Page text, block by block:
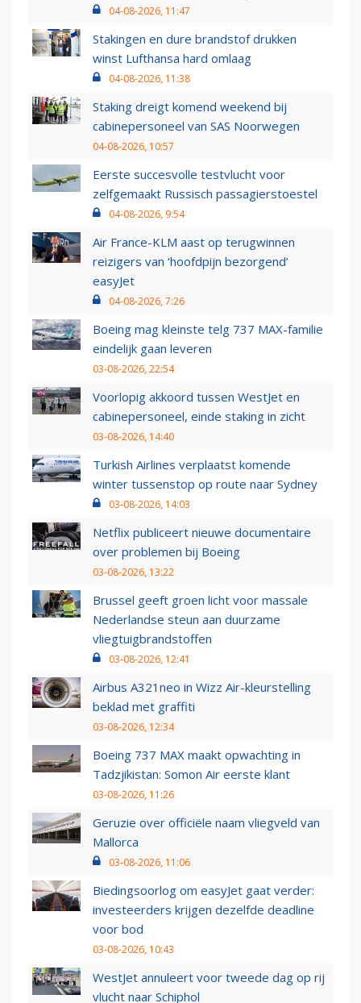
04-08-2026, 11:47
Stakingen en dure brandstof drukken
winst Lufthansa hard omlaag
04-08-2026, 11:38
Staking dreigt komend weekend bij
cabinepersoneel van SAS Noorwegen
04-08-2026, 10:57
Eerste succesvolle testvlucht voor
zelfgemaakt Russisch passagierstoestel
04-08-2026, 9:54
Air France-KLM aast op terugwinnen
reizigers van ‘hoofdpijn bezorgend’
easyJet
04-08-2026, 7:26
Boeing mag kleinste telg 737 MAX-familie
eindelijk gaan leveren
03-08-2026, 22:54
Voorlopig akkoord tussen WestJet en
cabinepersoneel, einde staking in zicht
03-08-2026, 14:40
Turkish Airlines verplaatst komende
winter tussenstop op route naar Sydney
03-08-2026, 14:03
Netflix publiceert nieuwe documentaire
over problemen bij Boeing
03-08-2026, 13:22
Brussel geeft groen licht voor massale
Nederlandse steun aan duurzame
vliegtuigbrandstoffen
03-08-2026, 12:41
Airbus A321neo in Wizz Air-kleurstelling
beklad met graffiti
03-08-2026, 12:34
Boeing 737 MAX maakt opwachting in
Tadzjikistan: Somon Air eerste klant
03-08-2026, 11:26
Geruzie over officiële naam vliegveld van
Mallorca
03-08-2026, 11:06
Biedingsoorlog om easyJet gaat verder:
investeerders krijgen dezelfde deadline
voor bod
03-08-2026, 10:43
WestJet annuleert voor tweede dag op rij
vlucht naar Schiphol